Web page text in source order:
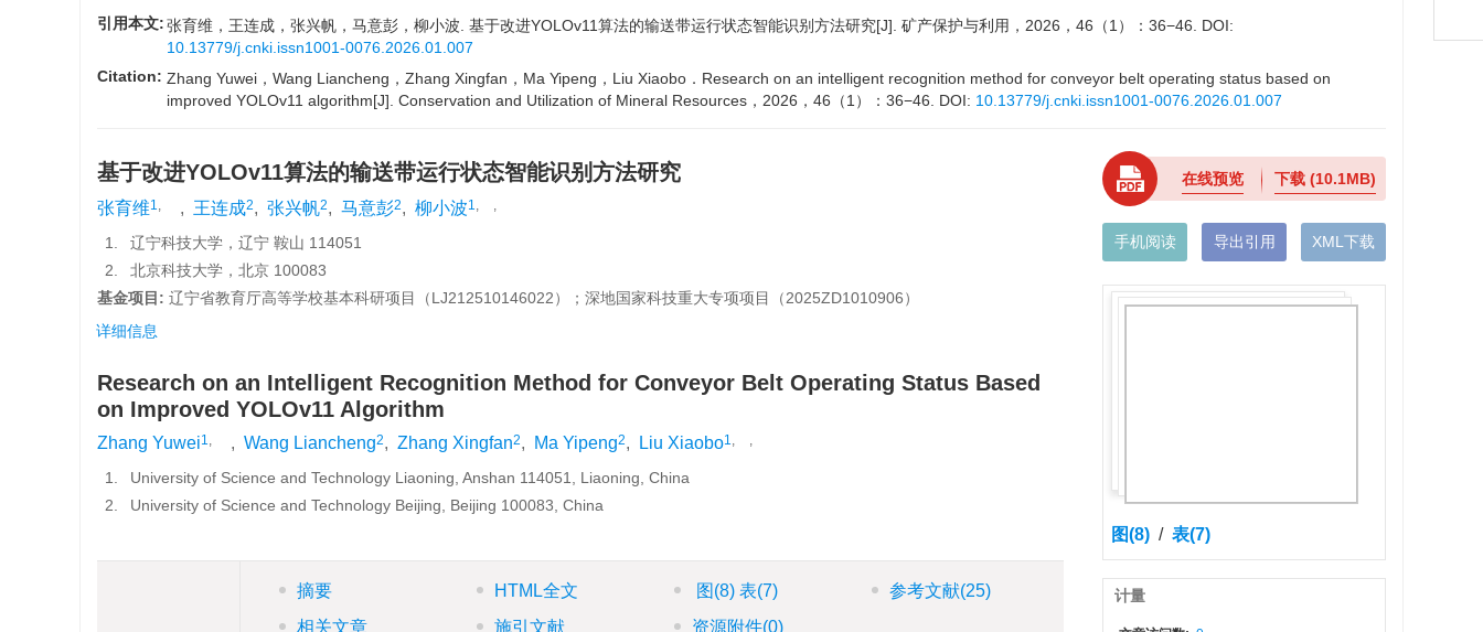
引用本文:张育维，王连成，张兴帆，马意彭，柳小波. 基于改进YOLOv11算法的输送带运行状态智能识别方法研究[J]. 矿产保护与利用，2026，46（1）：36−46.
DOI:
10.13779/j.cnki.issn1001-0076.2026.01.007
Citation: Zhang Yuwei，Wang Liancheng，Zhang Xingfan，Ma Yipeng，Liu Xiaobo．Research on an intelligent recognition method for conveyor belt operating status based on
improved YOLOv11 algorithm[J]. Conservation and Utilization of Mineral Resources，2026，46（1）：36−46.
DOI: 10.13779/j.cnki.issn1001-0076.2026.01.007
基于改进YOLOv11算法的输送带运行状态智能识别方法研究
张育维1, , 王连成2, 张兴帆2, 马意彭2, 柳小波1, ,
1.
辽宁科技大学，辽宁 鞍山 114051
2.
北京科技大学，北京 100083
基金项目: 辽宁省教育厅高等学校基本科研项目（LJ212510146022）；深地国家科技重大专项项目（2025ZD1010906）
详细信息
Research on an Intelligent Recognition Method for Conveyor Belt Operating Status Based
on Improved YOLOv11 Algorithm
Zhang Yuwei1, , Wang Liancheng2, Zhang Xingfan2, Ma Yipeng2, Liu Xiaobo1, ,
1.
University of Science and Technology Liaoning, Anshan 114051, Liaoning, China
2.
University of Science and Technology Beijing, Beijing 100083, China
摘要 HTML全文 图 (8) 表(7) 参考文献(25)
相关文章
施引文献 资源附件(0)
在线预览 下载(10.1MB)
手机阅读 导出引用 XML下载
图(8) /表(7)
计量